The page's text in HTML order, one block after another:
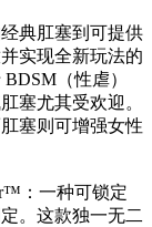
典肛塞到可提供
实现全新玩法的
（性虐）
塞尤其受欢迎。
塞则可增强女性
：一种可锁定
。这款独一无二